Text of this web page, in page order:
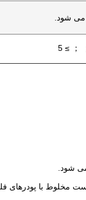
می شود.
شود.
با پودرهای